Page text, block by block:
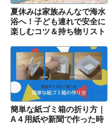
夏休みは家族みんなで海水
浴へ！子ども連れで安全に
楽しむコツ＆持ち物リスト
簡単な紙ゴミ箱の折り方｜
A４用紙や新聞で作った時